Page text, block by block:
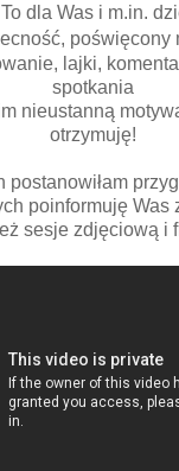
dla Was i m.in.
poświęcony
lajki,
spotkania
nieustanną
otrzymuję!
postanowiłam
poinformuję Was
sesje zdjęciową i